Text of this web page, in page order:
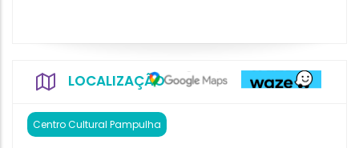
LOCALIZAÇÃO
Centro Cultural Pampulha